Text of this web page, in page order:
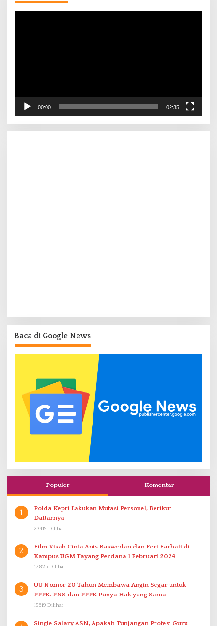
00:00 02:35
Baca di Google News
Populer Komentar
1
Polda Kepri Lakukan Mutasi Personel, Berikut
Daftarnya
23419 Dilihat
2
Film Kisah Cinta Anis Baswedan dan Feri Farhati di
Kampus UGM Tayang Perdana 1 Februari 2024
17826 Dilihat
3
UU Nomor 20 Tahun Membawa Angin Segar untuk
PPPK. PNS dan PPPK Punya Hak yang Sama
15619 Dilihat
Single Salary ASN, Apakah Tunjangan Profesi Guru